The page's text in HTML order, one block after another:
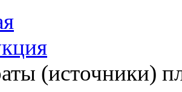
(источники)